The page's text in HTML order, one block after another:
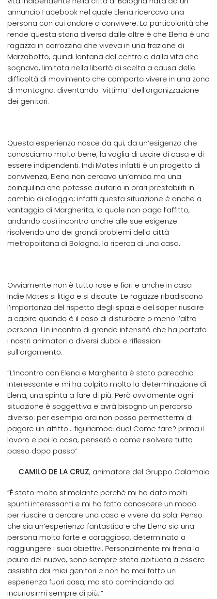
annuncio Facebook nel quale Elena ricercava una
persona con cui andare a convivere. La particolarità che
rende questa storia diversa dalle altre è che Elena è una
ragazza in carrozzina che viveva in una frazione di
Marzabotto, quindi lontana dal centro e dalla vita che
sognava, limitata nella libertà di scelta a causa delle
difficoltà di movimento che comporta vivere in una zona
di montagna, diventando “vittima” dell’organizzazione
dei genitori.
Questa esperienza nasce da qui, da un’esigenza che
conosciamo molto bene, la voglia di uscire di casa e di
essere indipendenti. Indi Mates infatti è un progetto di
convivenza, Elena non cercava un’amica ma una
coinquilina che potesse aiutarla in orari prestabiliti in
cambio di alloggio; infatti questa situazione è anche a
vantaggio di Margherita, la quale non paga l’affitto,
andando così incontro anche alle sue esigenze
risolvendo uno dei grandi problemi della città
metropolitana di Bologna, la ricerca di una casa.
Ovviamente non è tutto rose e fiori e anche in casa
Indie Mates si litiga e si discute. Le ragazze ribadiscono
l’importanza del rispetto degli spazi e del saper riuscire
a capire quando è il caso di disturbare o meno l’altra
persona. Un incontro di grande intensità che ha portato
i nostri animatori a diversi dubbi e riflessioni
sull’argomento:
“L’incontro con Elena e Margherita è stato parecchio
interessante e mi ha colpito molto la determinazione di
Elena, una spinta a fare di più. Però ovviamente ogni
situazione è soggettiva e avrà bisogno un percorso
diverso: per esempio ora non posso permettermi di
pagare un affitto… figuriamoci due! Come fare? prima il
lavoro e poi la casa, penserò a come risolvere tutto
passo dopo passo”
CAMILO DE LA CRUZ, animatore del Gruppo Calamaio
“È stato molto stimolante perché mi ha dato molti
spunti interessanti e mi ha fatto conoscere un modo
per riuscire a cercare una casa e vivere da sola. Penso
che sia un’esperienza fantastica e che Elena sia una
persona molto forte e coraggiosa, determinata a
raggiungere i suoi obiettivi. Personalmente mi frena la
paura del nuovo, sono sempre stata abituata a essere
assistita dai miei genitori e non ho mai fatto un
esperienza fuori casa, ma sto cominciando ad
incuriosirmi sempre di più..”